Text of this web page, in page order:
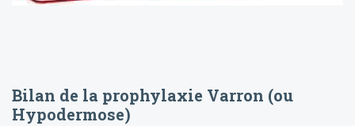
Bilan de la prophylaxie Varron (ou
Hypodermose)